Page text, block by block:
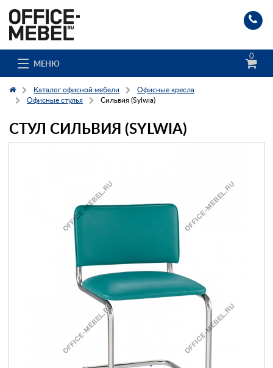
МЕНЮ
0
Каталог
Заказать обратный звонок
Каталог офисной мебели
Офисные кресла
Офисные стулья
Сильвия (Sylwia)
СТУЛ СИЛЬВИЯ (SYLWIA)